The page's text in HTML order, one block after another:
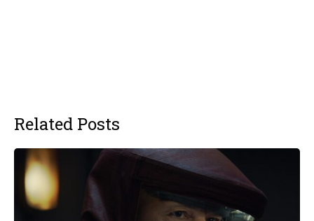
Related Posts